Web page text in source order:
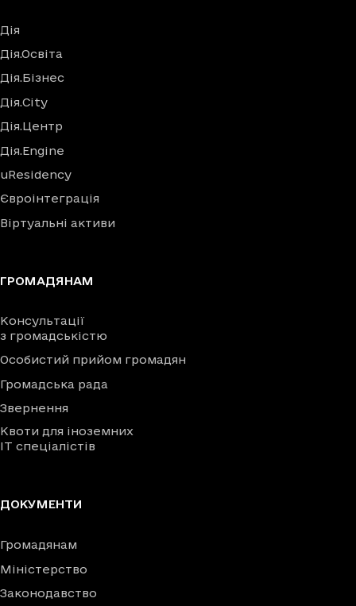
Дія
Дія.Освіта
Дія.Бізнес
Дія.City
Дія.Центр
Дія.Engine
uResidency
Євроінтеграція
Віртуальні активи
ГРОМАДЯНАМ
Консультації
з громадськістю
Особистий прийом громадян
Громадська рада
Звернення
Квоти для іноземних
IT спеціалістів
ДОКУМЕНТИ
Громадянам
Міністерство
Законодавство